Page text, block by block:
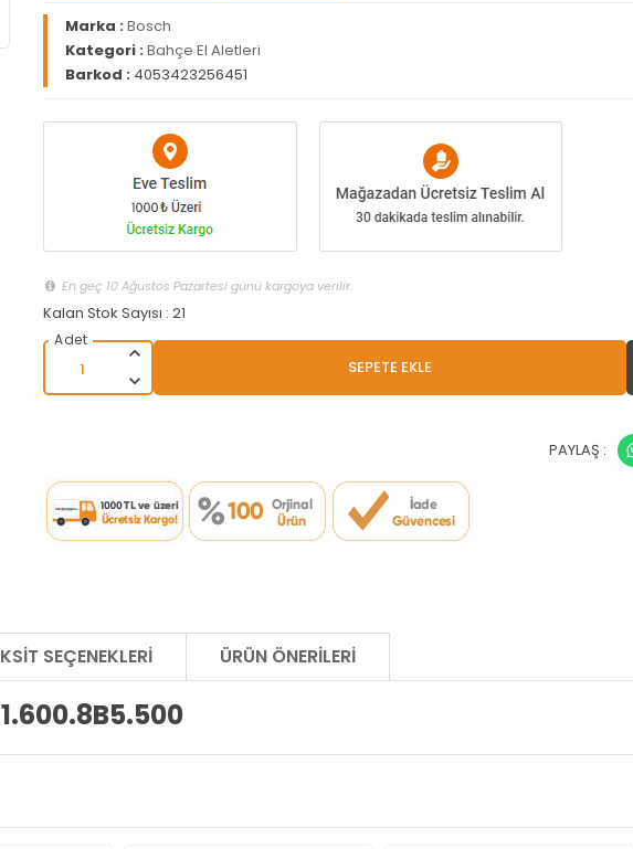
Marka :Bosch
Kategori :Bahçe El Aletleri
Barkod : 4053423256451
En geç 10 Ağustos Pazartesi günü kargoya verilir.
Kalan Stok Sayısı : 21
SEPETE EKLE
PAYLAŞ :
SEÇENEKLERI ÜRÜN ÖNERILERI